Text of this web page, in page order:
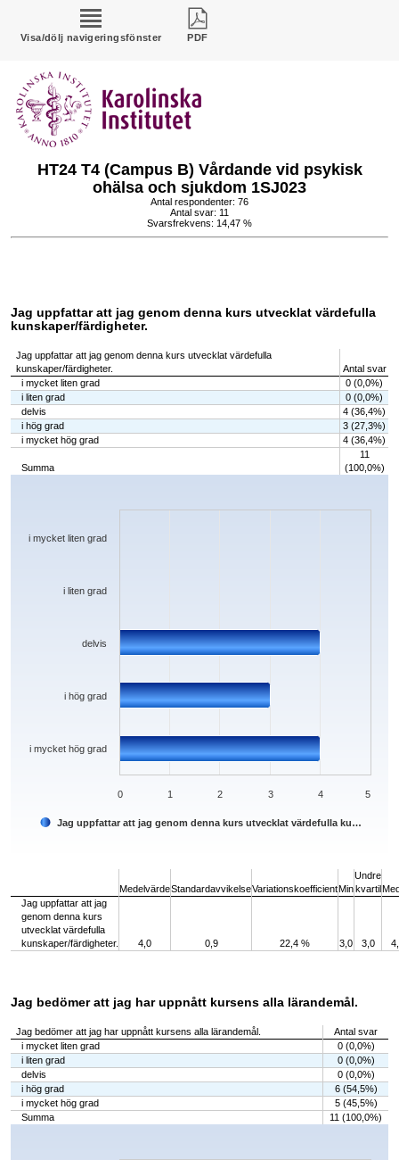
Visa/dölj navigeringsfönster PDF
HT24 T4 (Campus B) Vårdande vid psykisk
ohälsa och sjukdom 1SJ023
Antal respondenter: 76
Antal svar: 11
Svarsfrekvens: 14,47 %
Jag uppfattar att jag genom denna kurs utvecklat värdefulla
kunskaper/färdigheter.
Jag uppfattar att jag genom denna kurs utvecklat värdefulla
kunskaper/färdigheter.
Antal svar
i mycket liten grad
0 (0,0%)
i liten grad
0 (0,0%)
delvis
4 (36,4%)
i hög grad
3 (27,3%)
i mycket hög grad
4 (36,4%)
Summa
11
(100,0%)
Chart
The chart has 1 X axis displaying categories.
Jag uppfattar att jag genom denna kurs utvecklat värdefulla ku…
i mycket hög grad
i hög grad
delvis
i liten grad
i mycket liten grad
0 1 2 3 4 5
MedelvärdeStandardavvikelseVariationskoefficientMin
Undre
kvartil
Jag uppfattar att jag
genom denna kurs
utvecklat värdefulla
kunskaper/färdigheter.
4,0 0,9 22,4 % 3,0 3,0
Jag bedömer att jag har uppnått kursens alla lärandemål.
Jag bedömer att jag har uppnått kursens alla lärandemål.
Antal svar
i mycket liten grad
0 (0,0%)
i liten grad
0 (0,0%)
delvis
0 (0,0%)
i hög grad
6 (54,5%)
i mycket hög grad
5 (45,5%)
Summa
11 (100,0%)
Chart